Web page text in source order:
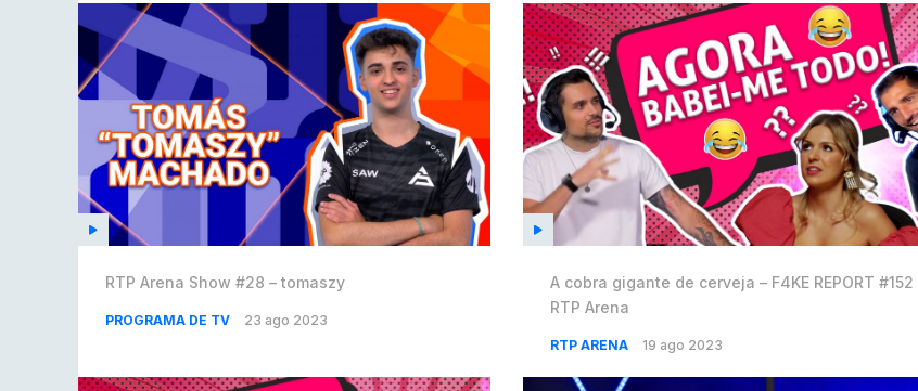
RTP Arena Show #28 – tomaszy
PROGRAMA DE TV 23 ago 2023
A cobra gigante de cerveja – F4KE REPORT #152 |
RTP Arena
RTP ARENA 19 ago 2023